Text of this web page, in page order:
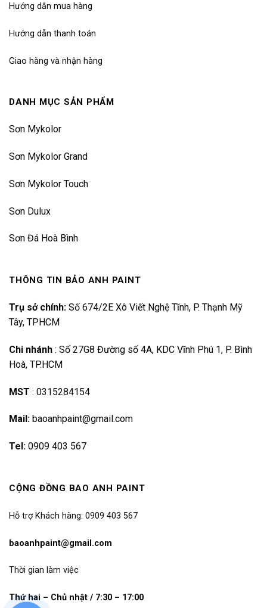
Hướng dẫn mua hàng
Hướng dẫn thanh toán
Giao hàng và nhận hàng
DANH MỤC SẢN PHẨM
Sơn Mykolor
Sơn Mykolor Grand
Sơn Mykolor Touch
Sơn Dulux
Sơn Đá Hoà Bình
THÔNG TIN BẢO ANH PAINT
Trụ sở chính: Số 674/2E Xô Viết Nghệ Tĩnh, P. Thạnh Mỹ
Tây, TPHCM
Chi nhánh : Số 27G8 Đường số 4A, KDC Vĩnh Phú 1, P. Bình
Hoà, TP.HCM
MST : 0315284154
Mail: baoanhpaint@gmail.com
Tel: 0909 403 567
CỘNG ĐỒNG BAO ANH PAINT
Hỗ trợ Khách hàng: 0909 403 567
baoanhpaint@gmail.com
Thời gian làm việc
Thứ hai – Chủ nhật / 7:30 – 17:00